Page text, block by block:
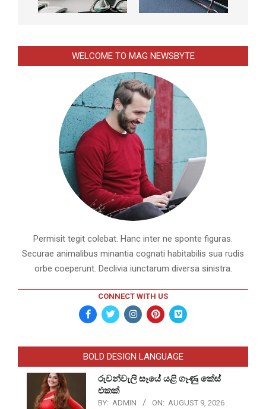
WELCOME TO MAG NEWSBYTE
Permisit tegit colebat. Hanc inter ne sponte figuras.
Securae animalibus minantia cognati habitabilis sua rudis
orbe coeperunt. Declivia iunctarum diversa sinistra.
CONNECT WITH US
BOLD DESIGN LANGUAGE
රුවන්වැලි සෑයේ යළි ගෑණු කේස්
එකක්
BY: ADMIN ON: AUGUST 9, 2026